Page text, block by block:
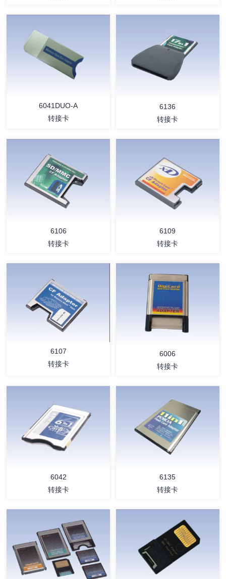
详情 详情
详情
6041DUO-A
转接卡
详情
6136
转接卡
详情
6106
转接卡
详情
6109
转接卡
详情
6107
转接卡
详情
6006
转接卡
详情
6042
转接卡
详情
6135
转接卡